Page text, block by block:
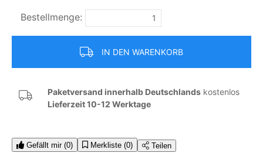
Bestellmenge:
IN DEN WARENKORB
Paketversand innerhalb Deutschlands kostenlos
Lieferzeit 10-12 Werktage
Gefällt mir (0) Merkliste (0) Teilen